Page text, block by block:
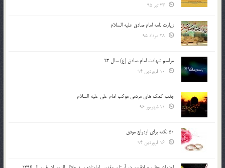
زیارت نامه امام صادق علیه السلام
مراسم شهادت امام صادق (ع) سال 93
جذب کمک های مردمی موکب امام علی علیه السلام
50 نکته برای ازدواج موفق